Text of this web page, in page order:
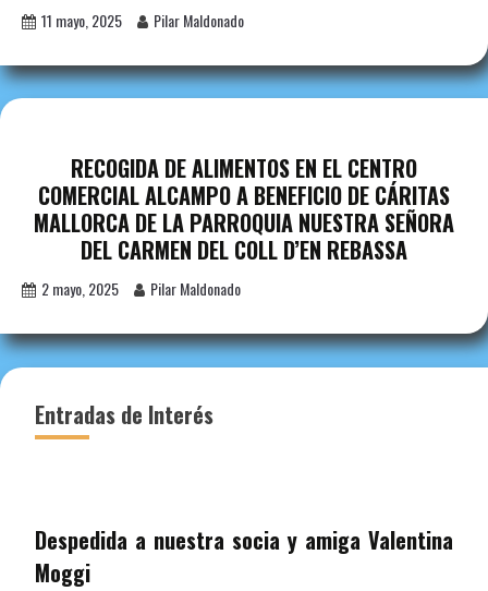
11 mayo, 2025 Pilar Maldonado
RECOGIDA DE ALIMENTOS EN EL CENTRO
COMERCIAL ALCAMPO A BENEFICIO DE CÁRITAS
MALLORCA DE LA PARROQUIA NUESTRA SEÑORA
DEL CARMEN DEL COLL D’EN REBASSA
2 mayo, 2025 Pilar Maldonado
Entradas de Interés
Despedida a nuestra socia y amiga Valentina
Moggi